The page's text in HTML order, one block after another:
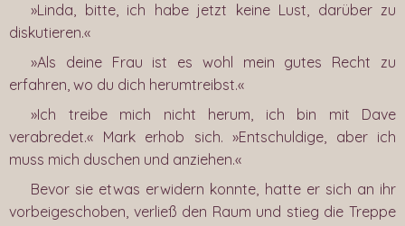
»Linda, bitte, ich habe jetzt keine Lust, darüber zu
diskutieren.«
»Als deine Frau ist es wohl mein gutes Recht zu
erfahren, wo du dich herumtreibst.«
»Ich treibe mich nicht herum, ich bin mit Dave
verabredet.« Mark erhob sich. »Entschuldige, aber ich
muss mich duschen und anziehen.«
Bevor sie etwas erwidern konnte, hatte er sich an ihr
vorbeigeschoben, verließ den Raum und stieg die Treppe